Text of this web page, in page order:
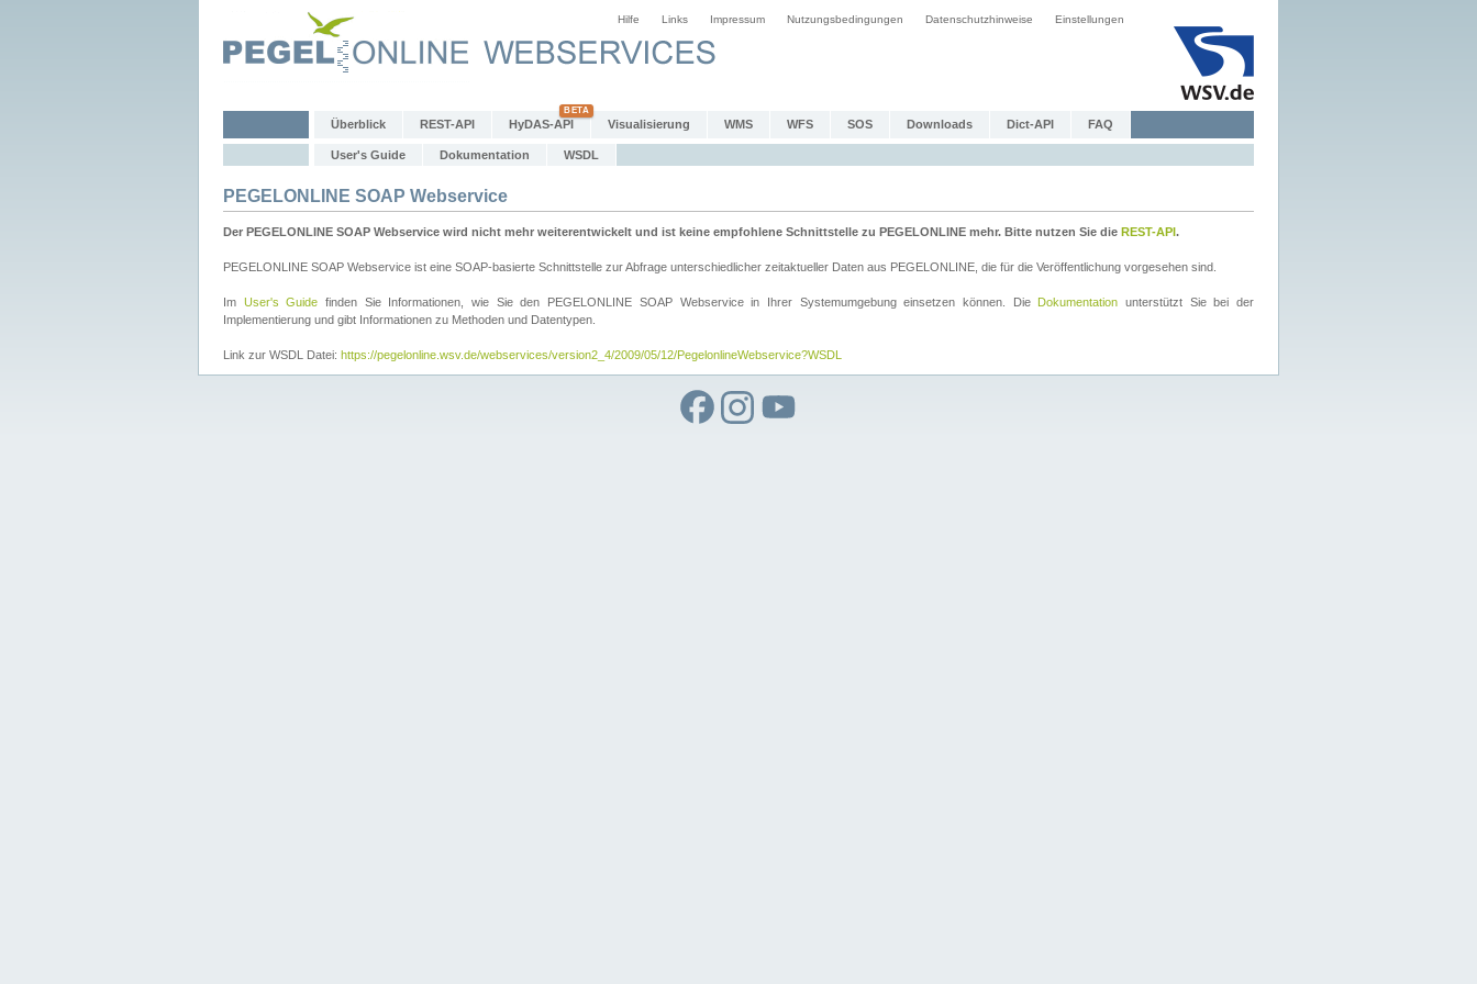
Hilfe Links Impressum Nutzungsbedingungen Datenschutzhinweise Einstellungen
Überblick REST-API HyDAS-API Visualisierung WMS WFS SOS Downloads Dict-API FAQ
User's Guide Dokumentation WSDL
PEGELONLINE SOAP Webservice
Der PEGELONLINE SOAP Webservice wird nicht mehr weiterentwickelt und ist keine empfohlene Schnittstelle zu PEGELONLINE mehr. Bitte nutzen Sie die REST-API.
PEGELONLINE SOAP Webservice ist eine SOAP-basierte Schnittstelle zur Abfrage unterschiedlicher zeitaktueller Daten aus PEGELONLINE, die für die Veröffentlichung vorgesehen sind.
Im User's Guide finden Sie Informationen, wie Sie den PEGELONLINE SOAP Webservice in Ihrer Systemumgebung einsetzen können. Die Dokumentation unterstützt Sie bei der
Implementierung und gibt Informationen zu Methoden und Datentypen.
Link zur WSDL Datei: https://pegelonline.wsv.de/webservices/version2_4/2009/05/12/PegelonlineWebservice?WSDL